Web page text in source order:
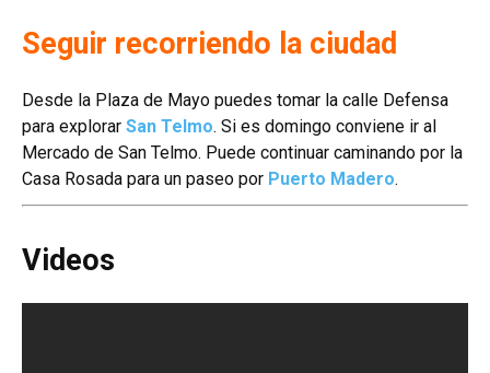
Seguir recorriendo la ciudad
Desde la Plaza de Mayo puedes tomar la calle Defensa
para explorar San Telmo. Si es domingo conviene ir al
Mercado de San Telmo. Puede continuar caminando por la
Casa Rosada para un paseo por Puerto Madero.
Videos